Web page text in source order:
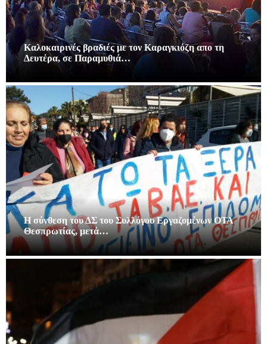
Καλοκαιρινές βραδιές με τον Καραγκιόζη απο τη
Δευτέρα, σε Παραμυθιά…
Η σύνθεση του ΔΣ του Συλλόγου Εργαζομένων ΟΤΑ
Θεσπρωτίας, μετά…